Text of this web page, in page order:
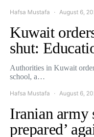
Hafsa Mustafa August 6,
Kuwait
shut:
Authorities in Kuwait
school, a…
Hafsa Mustafa August 6,
Iranian army
prepared’